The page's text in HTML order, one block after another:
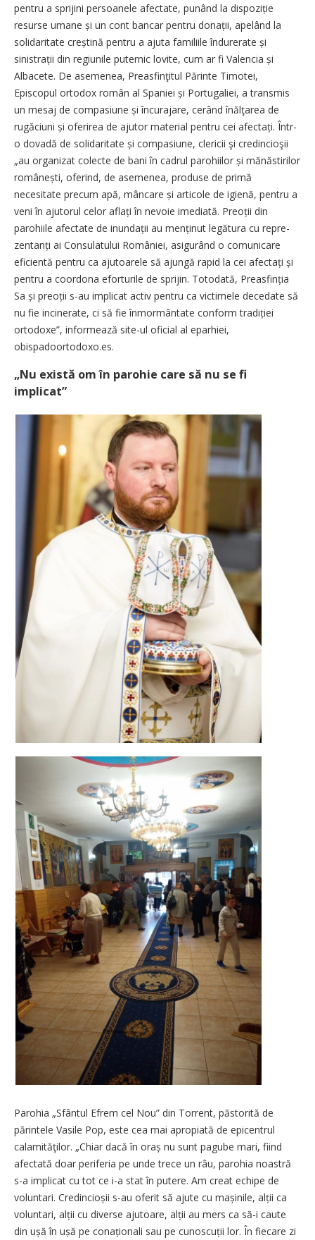
pentru a sprijini persoanele afectate, punând la dispoziție
resurse umane și un cont bancar pentru donații, apelând la
solidaritate creștină pentru a ajuta familiile îndurerate și
sinistrații din regiunile puternic lovite, cum ar fi Valencia și
Albacete. De asemenea, Preasfinţitul Părinte Timotei,
Episcopul ortodox român al Spaniei și Portugaliei, a transmis
un mesaj de compasiune și încurajare, cerând înălţarea de
rugăciuni și oferirea de ajutor material pentru cei afectați. Într-
o dovadă de solidaritate și compasiune, clericii şi credincioşii
„au organizat colecte de bani în cadrul parohiilor și mănăstirilor
românești, oferind, de aseme­nea, produse de primă
necesitate precum apă, mâncare și articole de igienă, pentru a
veni în ajutorul celor aflați în nevoie imediată. Preoții din
parohiile afectate de inundații au menținut legătura cu repre­
zentanți ai Consulatului României, asigurând o comunicare
eficientă pentru ca ajutoarele să ajungă rapid la cei afectați și
pentru a coordona eforturile de sprijin. Totodată, Preasfinția
Sa și preoții s-au implicat activ pentru ca victimele decedate să
nu fie incinerate, ci să fie înmormântate conform tradiției
ortodoxe”, informează site-ul oficial al eparhiei,
obispadoortodoxo.es.
„Nu există om în parohie care să nu se fi
implicat”
Parohia „Sfântul Efrem cel Nou” din Torrent, păstorită de
părintele Vasile Pop, este cea mai apropiată de epicentrul
calamităţilor. „Chiar dacă în oraș nu sunt pagube mari, fiind
afectată doar periferia pe unde trece un râu, parohia noastră
s-a implicat cu tot ce i-a stat în putere. Am creat echipe de
voluntari. Cre­dincioșii s-au oferit să ajute cu ma­șinile, alții ca
voluntari, alții cu diverse ajutoare, alții au mers ca să-i caute
din ușă în ușă pe conaționali sau pe cunoscuții lor. În fiecare zi